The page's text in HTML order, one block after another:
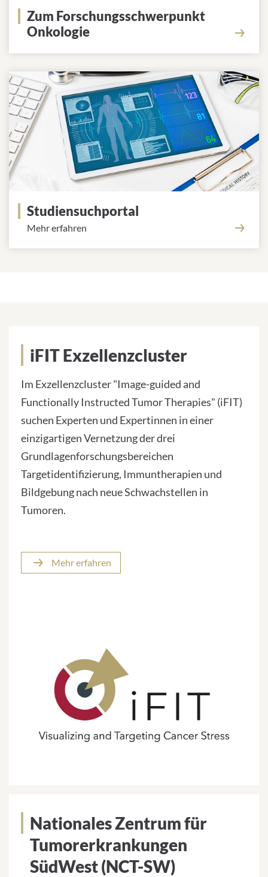
Zum Forschungsschwerpunkt
Onkologie
Studiensuchportal
Mehr erfahren
iFIT Exzellenzcluster
Im Exzellenzcluster "Image-guided and
Functionally Instructed Tumor Therapies" (iFIT)
suchen Experten und Expertinnen in einer
einzigartigen Vernetzung der drei
Grundlagenforschungsbereichen
Targetidentifizierung, Immuntherapien und
Bildgebung nach neue Schwachstellen in
Tumoren.
Mehr erfahren
Nationales Zentrum für
Tumorerkrankungen
SüdWest (NCT-SW)